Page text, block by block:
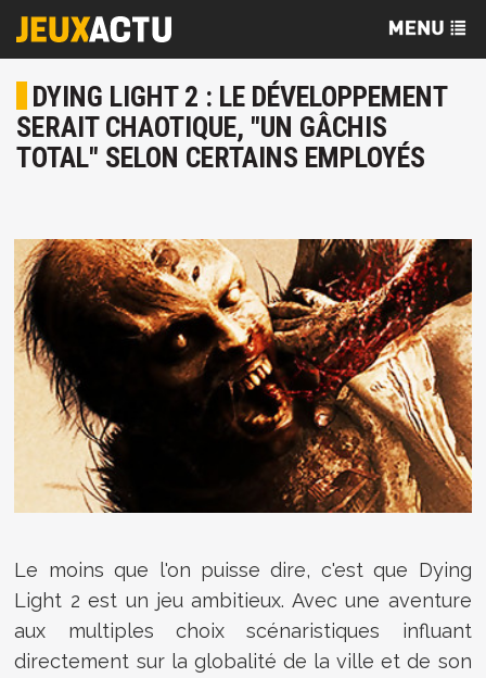
DYING LIGHT 2 : LE DÉVELOPPEMENT
SERAIT CHAOTIQUE, "UN GÂCHIS
TOTAL" SELON CERTAINS EMPLOYÉS
Le moins que l'on puisse dire, c'est que Dying
Light 2 est un jeu ambitieux. Avec une aventure
aux multiples choix scénaristiques influant
directement sur la globalité de la ville et de son